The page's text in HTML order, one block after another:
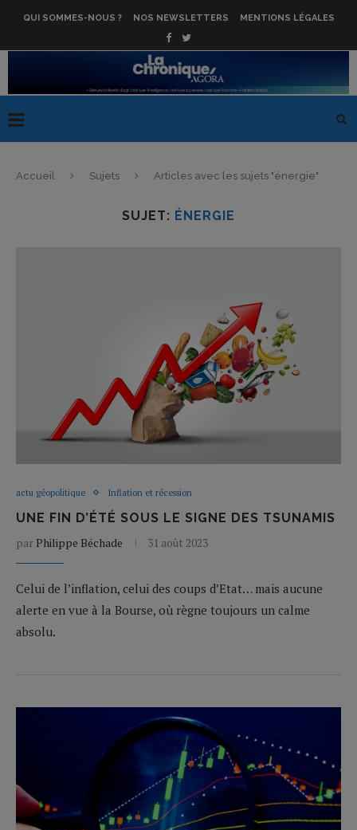
QUI SOMMES-NOUS ? NOS NEWSLETTERS MENTIONS LÉGALES
Accueil Sujets Articles avec les sujets "énergie"
SUJET: ÉNERGIE
actu géopolitique Inflation et récession
UNE FIN D’ÉTÉ SOUS LE SIGNE DES TSUNAMIS
par Philippe Béchade 31 août 2023
Celui de l’inflation, celui des coups d’Etat… mais aucune
alerte en vue à la Bourse, où règne toujours un calme
absolu.